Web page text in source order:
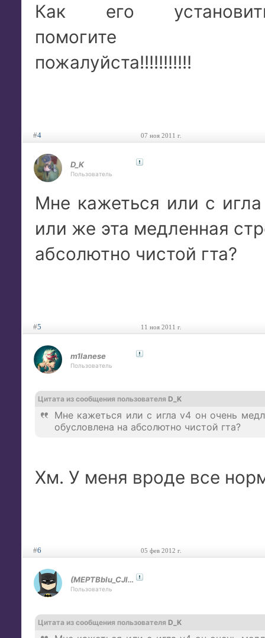
Как его
помогите
пожалуйста!!!!!!!!!!!
#4 07 ноя 2011 г.
D_K
Пользователь
Мне кажеться или с
или же эта медленная
абсолютно чистой гта?
#5 11 ноя 2011 г.
m1lanese
Пользователь
Цитата из сообщения пользователя D_K
Мне кажеться или с игла v4 он очень
обусловлена на абсолютно чистой гта?
Хм. У меня вроде все
#6 05 фев 2012 г.
(MEPTBbIu_CJIOHuK)
Пользователь
Цитата из сообщения пользователя D_K